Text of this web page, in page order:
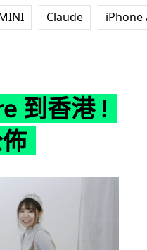
Claude iPhone
到香港 !